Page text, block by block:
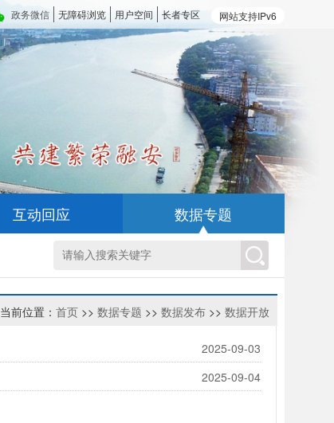
网站支持IPv6
政务微信 无障碍浏览 用户空间 长者专区
互动回应 数据专题
当前位置： 首页 >> 数据专题 >> 数据发布 >> 数据开放
2025-09-03
2025-09-04